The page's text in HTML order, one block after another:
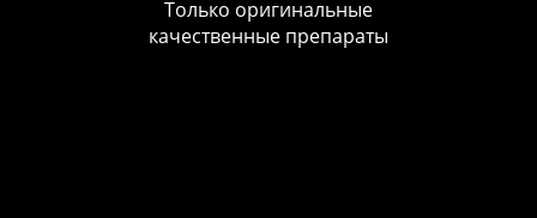
Только оригинальные
качественные препараты